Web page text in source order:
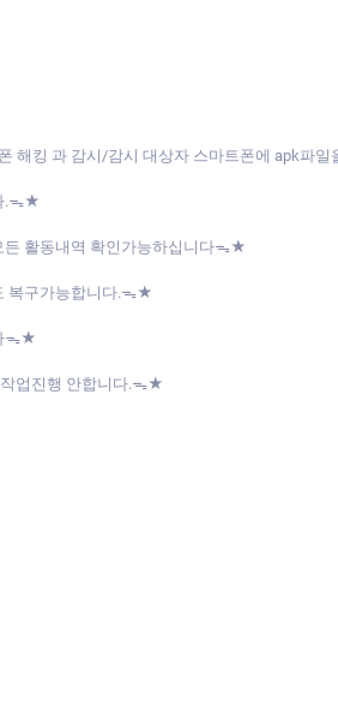
해킹 과 감시/감시 대상자 스마트폰에 apk파
.ᯓ★
든 활동내역 확인가능하십니다ᯓ★
복구가능합니다.ᯓ★
ᯓ★
작업진행 안합니다.ᯓ★